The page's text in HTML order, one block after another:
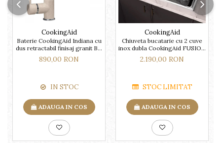
CookingAid
Baterie CookingAid Indiana cu
dus retractabil finisaj granit Bej
Pigmentat / Avena
890,00 RON
IN STOC
ADAUGA IN COS
CookingAid
Chiuveta bucatarie cu 2 cuve
inox dubla CookingAid FUSION
86BB
2.190,00 RON
STOC LIMITAT
ADAUGA IN COS